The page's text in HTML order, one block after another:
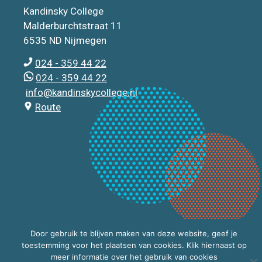
Kandinsky College
Malderburchtstraat 11
6535 ND Nijmegen
024 - 359 44 22
024 - 359 44 22
info@kandinskycollege.nl
Route
Door gebruik te blijven maken van deze website, geef je
toestemming voor het plaatsen van cookies. Klik hiernaast op
meer informatie over het gebruik van cookies